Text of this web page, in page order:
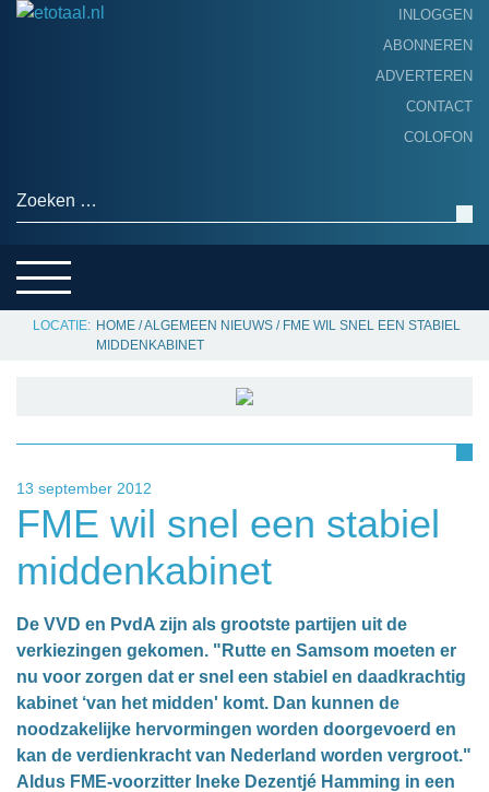
INLOGGEN
ABONNEREN
ADVERTEREN
CONTACT
COLOFON
Zoeken naar:
SERVICE
HOME /ALGEMEEN NIEUWS / FME WIL SNEL EEN STABIEL
MIDDENKABINET
13 september 2012
FME wil snel een stabiel
middenkabinet
De VVD en PvdA zijn als grootste partijen uit de
verkiezingen gekomen. "Rutte en Samsom moeten er
nu voor zorgen dat er snel een stabiel en daadkrachtig
kabinet ‘van het midden' komt. Dan kunnen de
noodzakelijke hervormingen worden doorgevoerd en
kan de verdienkracht van Nederland worden vergroot."
Aldus FME-voorzitter Ineke Dezentjé Hamming in een